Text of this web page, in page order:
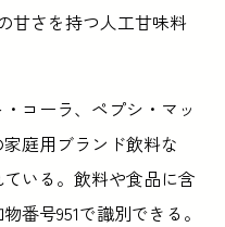
甘さを持つ人工甘味料
コーラ、ペプシ・マッ
庭用ブランド飲料な
いる。飲料や食品に含
番号951で識別できる。